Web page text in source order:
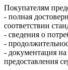
Покупателям
- полная
соответствии
- сведения о
-
- документация
предоставления